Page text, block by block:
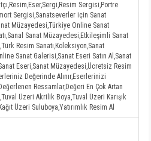
Sergisi,Portre
Sergisi,Sanatseverler için Sanat
Müzayedesi,Türkiye Online Sanat
Sanat Müzayedesi,Etkileşimli Sanat
Resim Sanatı,Koleksiyon,Sanat
Sanat Galerisi,Sanat Eseri Satın Al,Sanat
Eseri,Sanat Müzayedesi,Ücretsiz Resim
Değerinde Alınır,Eserlerinizi
Ressamlar,Değeri En Çok Artan
Üzeri Akrilik Boya,Tuval Üzeri Karışık
Üzeri Suluboya,Yatırımlık Resim Al